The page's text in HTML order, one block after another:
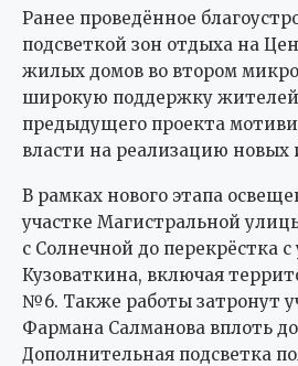
Ранее проведённое
подсветкой зон отдыха на
жилых домов во втором
широкую поддержку
предыдущего проекта
власти на реализацию новых
В рамках нового этапа
участке Магистральной
с Солнечной до перекрёстка
Кузоваткина, включая
№6. Также работы затронут
Фармана Салманова вплоть
Дополнительная подсветка